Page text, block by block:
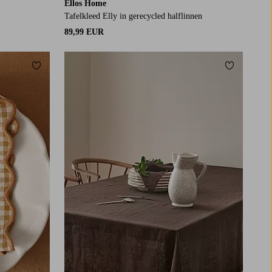
Ellos Home
Tafelkleed Elly in gerecycled halflinnen
89,99 EUR
Toevoegen aan favorieten